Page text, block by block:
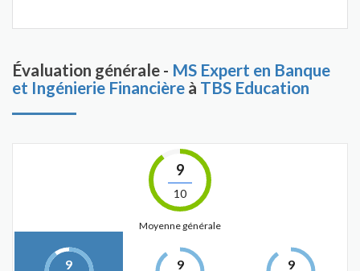
Évaluation générale - MS Expert en Banque
et Ingénierie Financière à TBS Education
9
10
Moyenne générale
9 9 9